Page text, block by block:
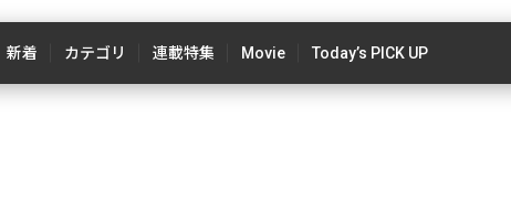
新着 カテゴリ 連載特集 Movie Today’s PICK UP